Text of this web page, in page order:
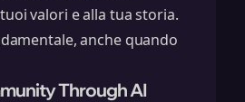
valori e alla tua storia.
anche quando
Through AI